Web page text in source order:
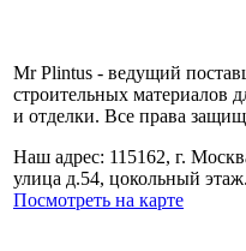
Mr Plintus - ведущий
строительных материалов
и отделки. Все права
Наш адрес: 115162, г.
улица д.54, цокольный этаж.
Посмотреть на карте